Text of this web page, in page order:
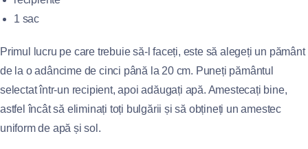
1 sac
Primul lucru pe care trebuie să-l faceți, este să alegeți un pământ
de la o adâncime de cinci până la 20 cm. Puneți pământul
selectat într-un recipient, apoi adăugați apă. Amestecați bine,
astfel încât să eliminați toți bulgării și să obțineți un amestec
uniform de apă și sol.